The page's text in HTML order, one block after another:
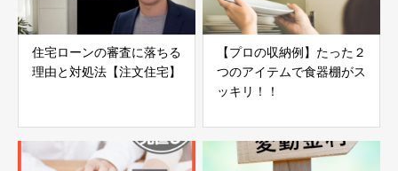
住宅ローンの審査に落ちる
理由と対処法【注文住宅】
【プロの収納例】たった２
つのアイテムで食器棚がス
ッキリ！！